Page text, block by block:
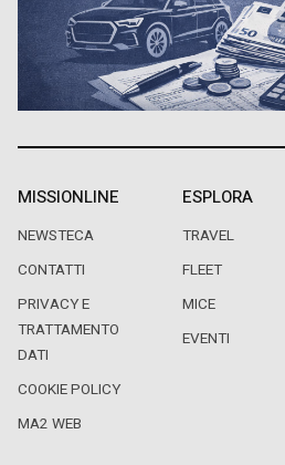
MISSIONLINE
NEWSTECA
CONTATTI
PRIVACY E
TRATTAMENTO
DATI
COOKIE POLICY
MA2 WEB
ESPLORA
TRAVEL
FLEET
MICE
EVENTI